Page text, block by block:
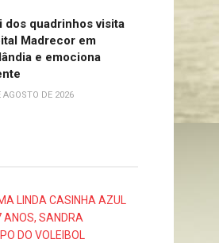
dos quadrinhos visita
Madrecor em
e emociona
AGOSTO DE 2026
LINDA CASINHA AZUL
ANOS, SANDRA
DO VOLEIBOL